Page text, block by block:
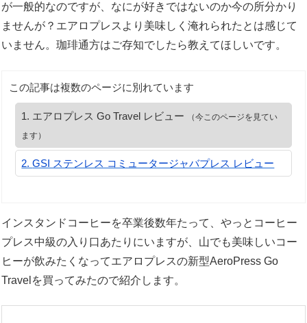
が一般的なのですが、なにが好きではないのか今の所分かり
ませんが？エアロプレスより美味しく淹れられたとは感じて
いません。珈琲通方はご存知でしたら教えてほしいです。
この記事は複数のページに別れています
エアロプレス Go Travel レビュー
（今このページを見てい
ます）
GSI ステンレス コミュータージャバプレス レビュー
インスタンドコーヒーを卒業後数年たって、やっとコーヒー
プレス中級の入り口あたりにいますが、山でも美味しいコー
ヒーが飲みたくなってエアロプレスの新型AeroPress Go
Travelを買ってみたので紹介します。